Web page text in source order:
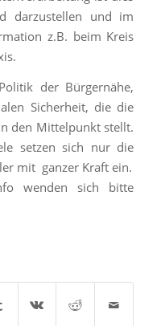
darzustellen und im
z.B. beim Kreis
der Bürgernähe,
Sicherheit, die die
den Mittelpunkt stellt.
setzen sich nur die
mit ganzer Kraft ein.
wenden sich bitte